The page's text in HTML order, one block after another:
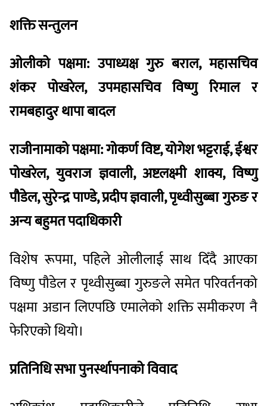
शक्ति सन्तुलन
ओलीको पक्षमा: उपाध्यक्ष गुरु बराल, महासचिव
शंकर पोखरेल, उपमहासचिव विष्णु रिमाल र
रामबहादुर थापा बादल
राजीनामाको पक्षमा:गोकर्ण विष्ट, योगेश भट्टराई, ईश्वर
पोखरेल, युवराज ज्ञवाली, अष्टलक्ष्मी शाक्य, विष्णु
पौडेल, सुरेन्द्र पाण्डे, प्रदीप ज्ञवाली, पृथ्वीसुब्बा गुरुङ र
अन्य बहुमत पदाधिकारी
विशेष रूपमा, पहिले ओलीलाई साथ दिँदै आएका
विष्णु पौडेल र पृथ्वीसुब्बा गुरुङले समेत परिवर्तनको
पक्षमा अडान लिएपछि एमालेको शक्ति समीकरण नै
फेरिएको थियो।
प्रतिनिधि सभा पुनर्स्थापनाको विवाद